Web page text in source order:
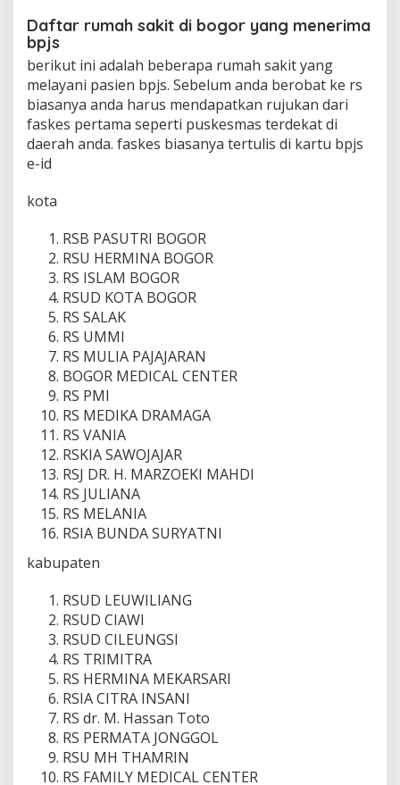
Daftar rumah sakit di bogor yang menerima
bpjs
berikut ini adalah beberapa rumah sakit yang
melayani pasien bpjs. Sebelum anda berobat ke rs
biasanya anda harus mendapatkan rujukan dari
faskes pertama seperti puskesmas terdekat di
daerah anda. faskes biasanya tertulis di kartu bpjs
e-id
kota
RSB PASUTRI BOGOR
RSU HERMINA BOGOR
RS ISLAM BOGOR
RSUD KOTA BOGOR
RS SALAK
RS UMMI
RS MULIA PAJAJARAN
BOGOR MEDICAL CENTER
RS PMI
RS MEDIKA DRAMAGA
RS VANIA
RSKIA SAWOJAJAR
RSJ DR. H. MARZOEKI MAHDI
RS JULIANA
RS MELANIA
RSIA BUNDA SURYATNI
kabupaten
RSUD LEUWILIANG
RSUD CIAWI
RSUD CILEUNGSI
RS TRIMITRA
RS HERMINA MEKARSARI
RSIA CITRA INSANI
RS dr. M. Hassan Toto
RS PERMATA JONGGOL
RSU MH THAMRIN
RS FAMILY MEDICAL CENTER